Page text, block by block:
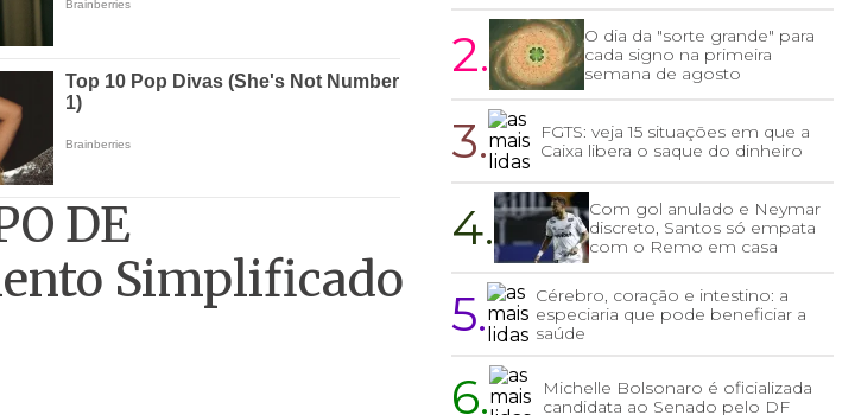
DE
Simplificado
2.
O dia da "sorte grande" para
cada signo na primeira
semana de agosto
3.
FGTS: veja 15 situações em que a
Caixa libera o saque do dinheiro
4.
Com gol anulado e Neymar
discreto, Santos só empata
com o Remo em casa
5.
Cérebro, coração e intestino: a
especiaria que pode beneficiar a
saúde
6.
Michelle Bolsonaro é oficializada
candidata ao Senado pelo DF